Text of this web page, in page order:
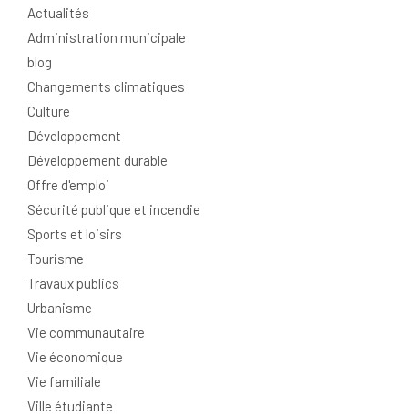
Actualités
Administration municipale
blog
Changements climatiques
Culture
Développement
Développement durable
Offre d'emploi
Sécurité publique et incendie
Sports et loisirs
Tourisme
Travaux publics
Urbanisme
Vie communautaire
Vie économique
Vie familiale
Ville étudiante